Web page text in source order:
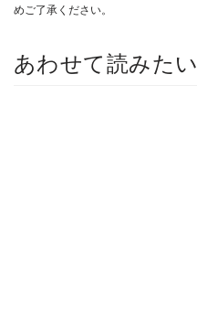
めご了承ください。
あわせて読みたい